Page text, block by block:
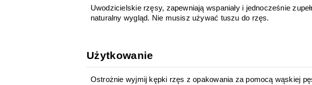
Uwodzicielskie rzęsy, zapewniają wspaniały i jednocześnie
naturalny wygląd. Nie musisz używać tuszu do rzęs.
Użytkowanie
Ostrożnie wyjmij kępki rzęs z opakowania za pomocą wąskiej